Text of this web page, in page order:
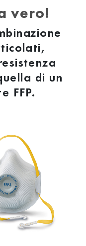
vero!
di un
FFP.